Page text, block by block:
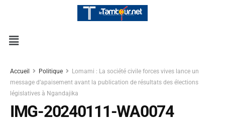
Accueil Politique
Lomami : La société civile forces vives lance un
message d’apaisement avant la publication de résultats des élections
législatives à Ngandajika
IMG-20240111-WA0074